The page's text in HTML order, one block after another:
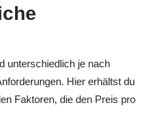
unterschiedlich je nach
Hier erhältst du
Faktoren, die den Preis pro